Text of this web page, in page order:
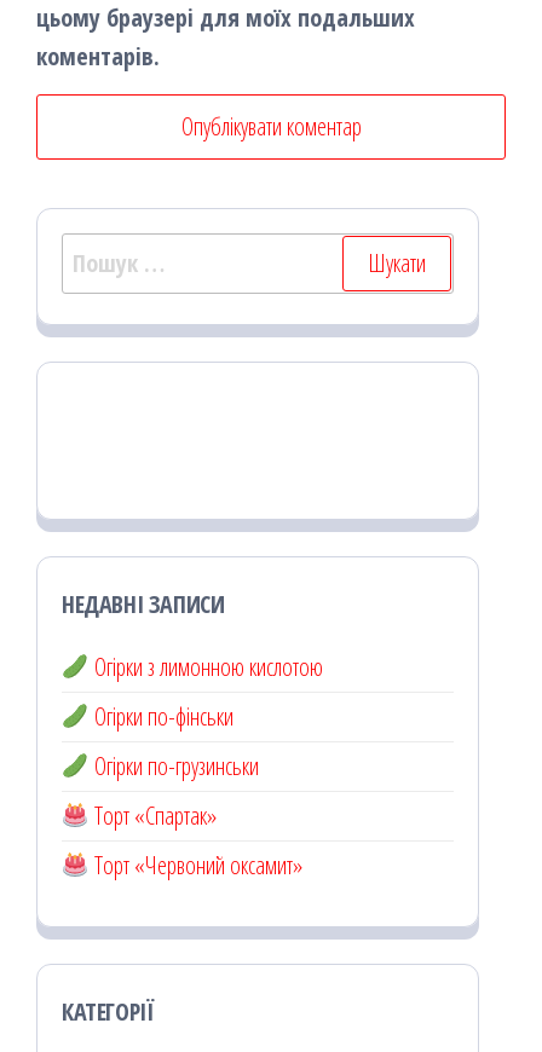
цьому браузері для моїх подальших
коментарів.
Пошук:
НЕДАВНІ ЗАПИСИ
Огірки з лимонною кислотою
Огірки по-фінськи
Огірки по-грузинськи
Торт «Спартак»
Торт «Червоний оксамит»
КАТЕГОРІЇ